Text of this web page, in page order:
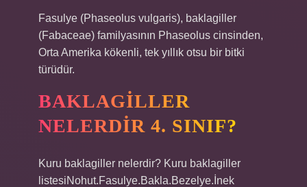
Fasulye (Phaseolus vulgaris), baklagiller
(Fabaceae) familyasının Phaseolus cinsinden,
Orta Amerika kökenli, tek yıllık otsu bir bitki
türüdür.
BAKLAGILLER
NELERDIR 4. SINIF?
Kuru baklagiller nelerdir? Kuru baklagiller
listesiNohut.Fasulye.Bakla.Bezelye.İnek